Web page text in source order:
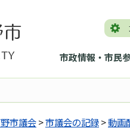
市政情報・市民
市議会>市議会の記録>動画